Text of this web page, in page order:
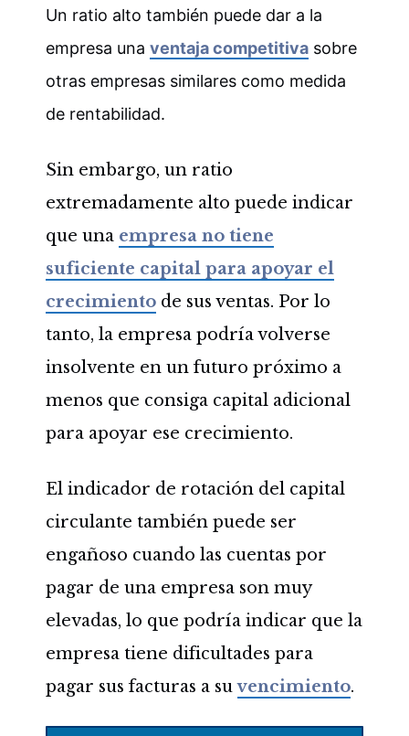
Un ratio alto también puede dar a la
empresa una ventaja competitivasobre
otras empresas similares como medida
de rentabilidad.
Sin embargo, un ratio
extremadamente alto puede indicar
que una empresa no tiene
suficiente capital para apoyar el
crecimientode sus ventas. Por lo
tanto, la empresa podría volverse
insolvente en un futuro próximo a
menos que consiga capital adicional
para apoyar ese crecimiento.
El indicador de rotación del capital
circulante también puede ser
engañoso cuando las cuentas por
pagar de una empresa son muy
elevadas, lo que podría indicar que la
empresa tiene dificultades para
pagar sus facturas a suvencimiento.